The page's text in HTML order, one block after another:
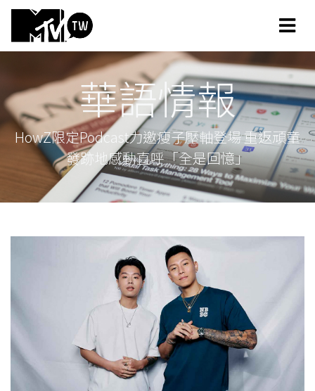
華語情報
HowZ限定Podcast力邀瘦子壓軸登場 重返頑童
發跡地感動直呼「全是回憶」